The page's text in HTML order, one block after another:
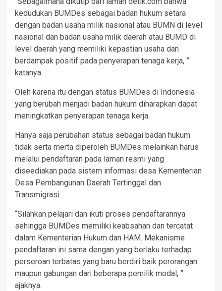
kedudukan BUMDes sebagai badan hukum setara
dengan badan usaha milik nasional atau BUMN di level
nasional dan badan usaha milik daerah atau BUMD di
level daerah yang memiliki kepastian usaha dan
berdampak positif pada penyerapan tenaga kerja, ”
katanya.
Oleh karena itu dengan status BUMDes di Indonesia
yang berubah menjadi badan hukum diharapkan dapat
meningkatkan penyerapan tenaga kerja.
Hanya saja perubahan status sebagai badan hukum
tidak serta merta diperoleh BUMDes melainkan harus
melalui pendaftaran pada laman resmi yang
diseediakan pada sistem informasi desa Kementerian
Desa Pembangunan Daerah Tertinggal dan
Transmigrasi.
“Silahkan pelajari dan ikuti proses pendaftarannya
sehingga BUMDes memiliki keabsahan dan tercatat
dalam Kementerian Hukum dan HAM. Mekanisme
pendaftaran ini sama dengan yang berlaku terhadap
perseroan terbatas yang baru berdiri baik perorangan
maupun gabungan dari beberapa pemilik modal, ”
ajaknya.